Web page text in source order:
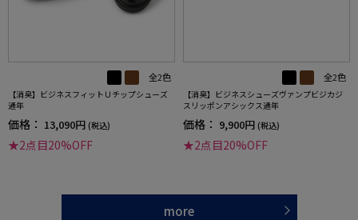
全2色
【消臭】ビジネスフィットＵチップシューズ
通年
価格： 13,090円 (税込)
★2点目20%OFF
全2色
【消臭】ビジネスシューズヴァンプビジカジ
スリッポンアシックス通年
価格： 9,900円 (税込)
★2点目20%OFF
more